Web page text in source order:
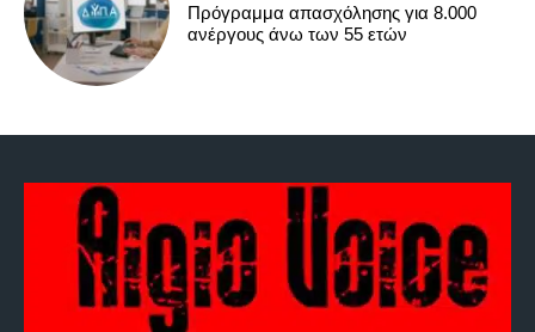
Πρόγραμμα απασχόλησης για 8.000
ανέργους άνω των 55 ετών